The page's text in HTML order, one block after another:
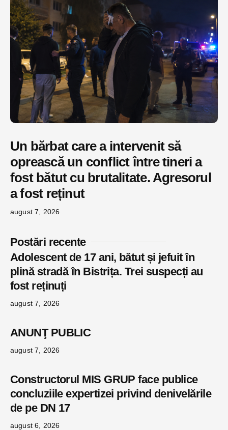
Un bărbat care a intervenit să
oprească un conflict între tineri a
fost bătut cu brutalitate. Agresorul
a fost reținut
august 7, 2026
Postări recente
Adolescent de 17 ani, bătut și jefuit în
plină stradă în Bistrița. Trei suspecți au
fost reținuți
august 7, 2026
ANUNŢ PUBLIC
august 7, 2026
Constructorul MIS GRUP face publice
concluziile expertizei privind denivelările
de pe DN 17
august 6, 2026